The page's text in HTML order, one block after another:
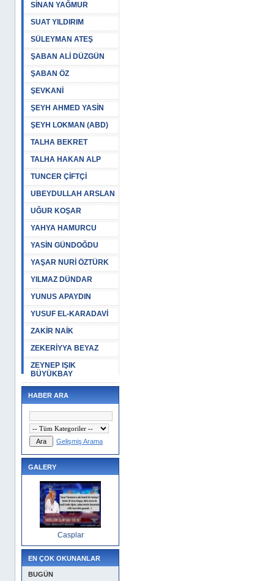
SİNAN YAĞMUR
SUAT YILDIRIM
SÜLEYMAN ATEŞ
ŞABAN ALİ DÜZGÜN
ŞABAN ÖZ
ŞEVKANİ
ŞEYH AHMED YASİN
ŞEYH LOKMAN (ABD)
TALHA BEKRET
TALHA HAKAN ALP
TUNCER ÇİFTÇİ
UBEYDULLAH ARSLAN
UĞUR KOŞAR
YAHYA HAMURCU
YASİN GÜNDOĞDU
YAŞAR NURİ ÖZTÜRK
YILMAZ DÜNDAR
YUNUS APAYDIN
YUSUF EL-KARADAVİ
ZAKİR NAİK
ZEKERİYYA BEYAZ
ZEYNEP IŞIK
BÜYÜKBAY
HABER ARA
Gelişmiş Arama
GALERY
Casplar
EN ÇOK OKUNANLAR
BUGÜN